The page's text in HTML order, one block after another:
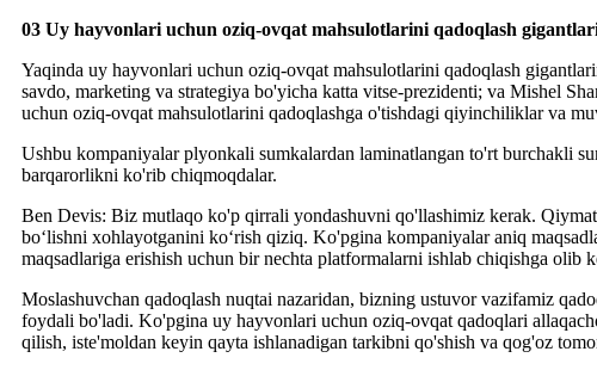
03 Uy hayvonlari uchun oziq-ovqat mahsulotlarini qadoqlash
Yaqinda uy hayvonlari uchun oziq-ovqat mahsulotlarini qadoqlash
savdo, marketing va strategiya bo'yicha katta vitse-prezidenti; va Mishel
uchun oziq-ovqat mahsulotlarini qadoqlashga o'tishdagi qiyinchiliklar va
Ushbu kompaniyalar plyonkali sumkalardan laminatlangan to'rt burchakli
barqarorlikni ko'rib chiqmoqdalar.
Ben Devis: Biz mutlaqo ko'p qirrali yondashuvni qo'llashimiz kerak.
bo‘lishni xohlayotganini ko‘rish qiziq. Ko'pgina kompaniyalar aniq
maqsadlariga erishish uchun bir nechta platformalarni ishlab chiqishga olib
Moslashuvchan qadoqlash nuqtai nazaridan, bizning ustuvor vazifamiz
foydali bo'ladi. Ko'pgina uy hayvonlari uchun oziq-ovqat qadoqlari
qilish, iste'moldan keyin qayta ishlanadigan tarkibni qo'shish va qog'oz